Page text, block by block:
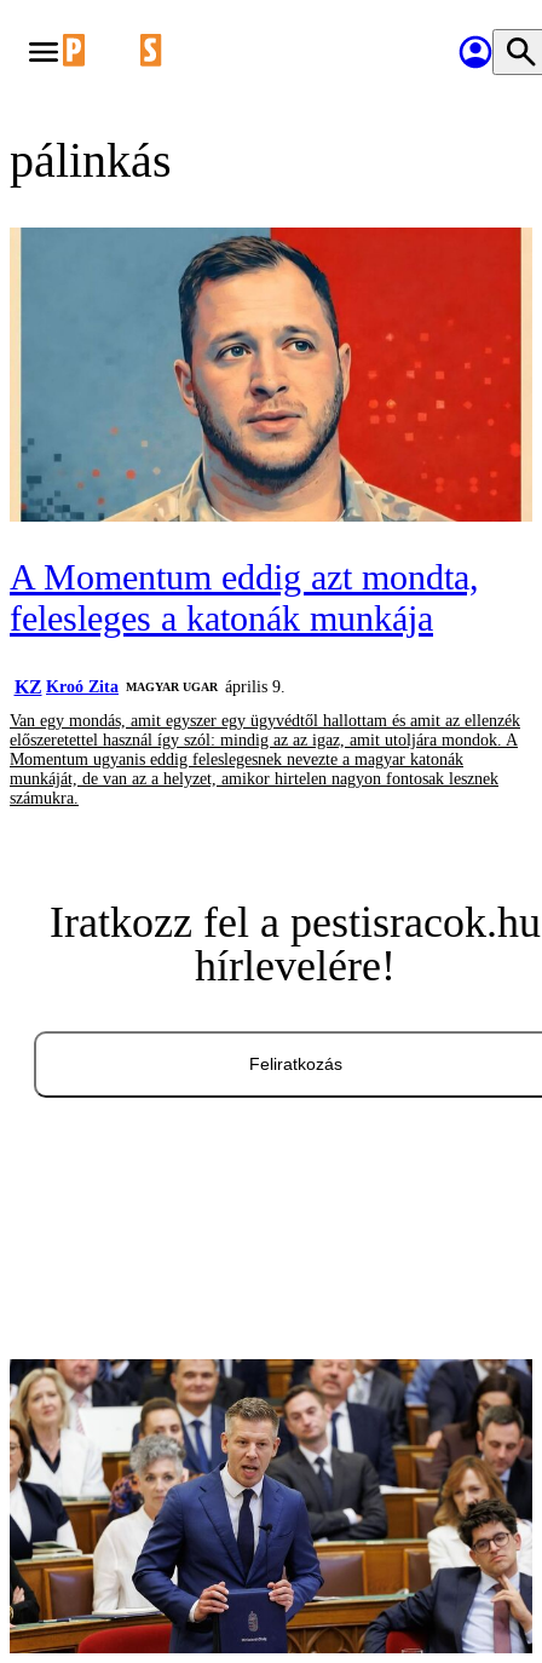
pálinkás
A Momentum eddig azt mondta,
felesleges a katonák munkája
KZ Kroó Zita MAGYAR UGAR április 9.
Van egy mondás, amit egyszer egy ügyvédtől hallottam és amit az ellenzék
előszeretettel használ így szól: mindig az az igaz, amit utoljára mondok. A
Momentum ugyanis eddig feleslegesnek nevezte a magyar katonák
munkáját, de van az a helyzet, amikor hirtelen nagyon fontosak lesznek
számukra.
Iratkozz fel a pestisracok.hu
hírlevelére!
Feliratkozás